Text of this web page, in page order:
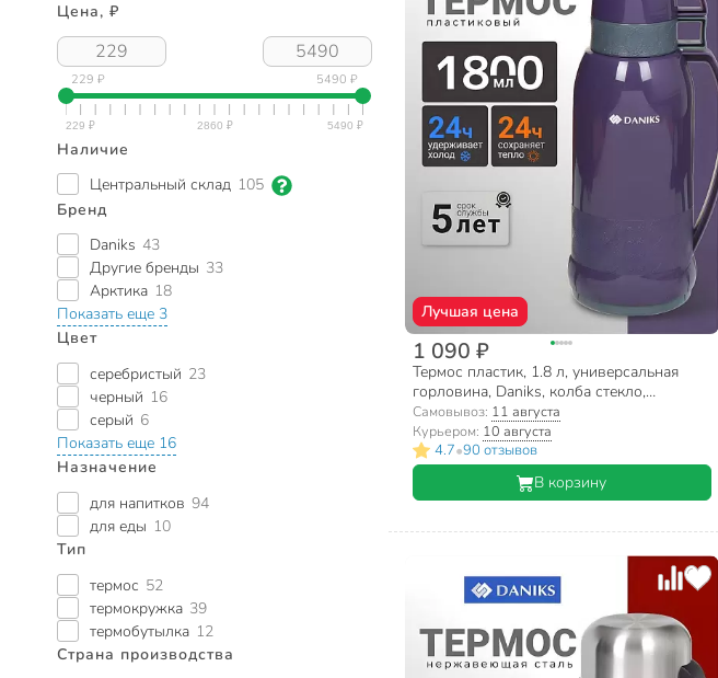
Цена, ₽
229 ₽ 5490 ₽
Наличие
Центральный склад 105
Бренд
Daniks 43
Другие бренды 33
Арктика 18
Показать еще 3
Цвет
серебристый 23
черный 16
серый 6
Показать еще 16
Назначение
для напитков 94
для еды 10
Тип
термос 52
термокружка 39
термобутылка 12
Страна производства
Лучшая цена
1 090 ₽
Термос пластик, 1.8 л, универсальная
горловина, Daniks, колба стекло,
сиреневый, 958-180TT-prpl
Самовывоз: 11 августа
Курьером: 10 августа
4.7•90 отзывов
В корзину